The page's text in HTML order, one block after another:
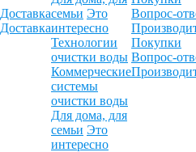
Доставка
Доставка
семьи Это
интересно
Технологии
очистки воды
Коммерческие
системы
очистки воды
Для дома, для
семьи Это
интересно
Вопрос-
Покупки
Вопрос-